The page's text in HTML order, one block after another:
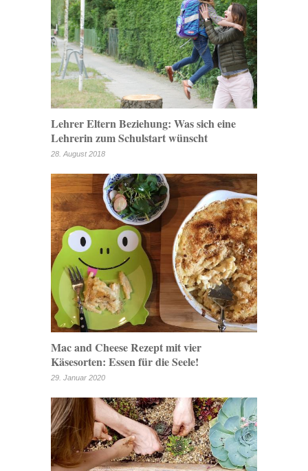
Lehrer Eltern Beziehung: Was sich eine
Lehrerin zum Schulstart wünscht
28. August 2018
Mac and Cheese Rezept mit vier
Käsesorten: Essen für die Seele!
29. Januar 2020